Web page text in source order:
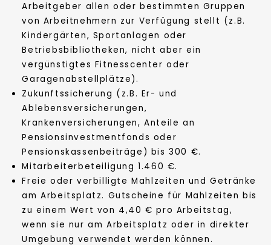
Arbeitgeber allen oder bestimmten Gruppen
von Arbeitnehmern zur Verfügung stellt (z.B.
Kindergärten, Sportanlagen oder
Betriebsbibliotheken, nicht aber ein
vergünstigtes Fitnesscenter oder
Garagenabstellplätze).
Zukunftssicherung (z.B. Er- und
Ablebensversicherungen,
Krankenversicherungen, Anteile an
Pensionsinvestmentfonds oder
Pensionskassenbeiträge) bis 300 €.
Mitarbeiterbeteiligung 1.460 €.
Freie oder verbilligte Mahlzeiten und Getränke
am Arbeitsplatz. Gutscheine für Mahlzeiten bis
zu einem Wert von 4,40 € pro Arbeitstag,
wenn sie nur am Arbeitsplatz oder in direkter
Umgebung verwendet werden können.